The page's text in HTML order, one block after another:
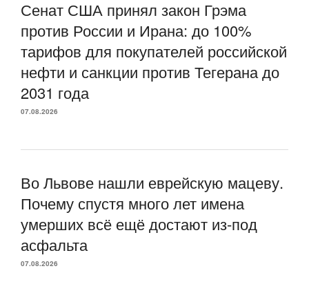
Сенат США принял закон Грэма
против России и Ирана: до 100%
тарифов для покупателей российской
нефти и санкции против Тегерана до
2031 года
07.08.2026
Во Львове нашли еврейскую мацеву.
Почему спустя много лет имена
умерших всё ещё достают из-под
асфальта
07.08.2026